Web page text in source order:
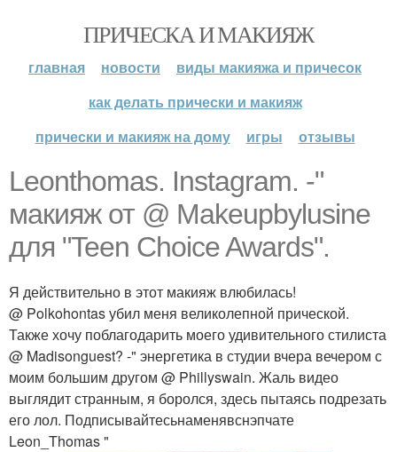
ПРИЧЕСКА И МАКИЯЖ
главная новости
виды макияжа и причесок
как делать прически и макияж
прически и макияж на дому
игры отзывы
Leonthomas. Instagram. -"
макияж от @ Makeupbylusine
для "Teen Choice Awards".
Я действительно в этот макияж влюбилась!
@ Polkohontas убил меня великолепной прической.
Также хочу поблагодарить моего удивительного стилиста
@ Madisonguest? -" энергетика в студии вчера вечером с
моим большим другом @ Phillyswain. Жаль видео
выглядит странным, я боролся, здесь пытаясь подрезать
его лол. Подписывайтесьнаменявснэпчате
Leon_Thomas "